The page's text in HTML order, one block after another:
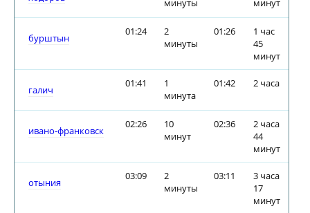
минуты минут
бурштын
01:24
2
минуты
01:26
1 час
45
минут
галич
01:41
1
минута
01:42 2 часа
ивано-франковск
02:26
10
минут
02:36
2 часа
44
минут
отыния
03:09
2
минуты
03:11
3 часа
17
минут